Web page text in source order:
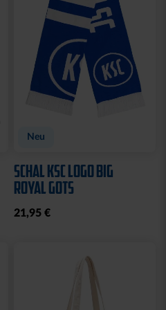
Neu
SCHAL KSC LOGO BIG
ROYAL GOTS
21,95 €